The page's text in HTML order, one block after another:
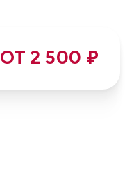
ОТ 2 500 ₽